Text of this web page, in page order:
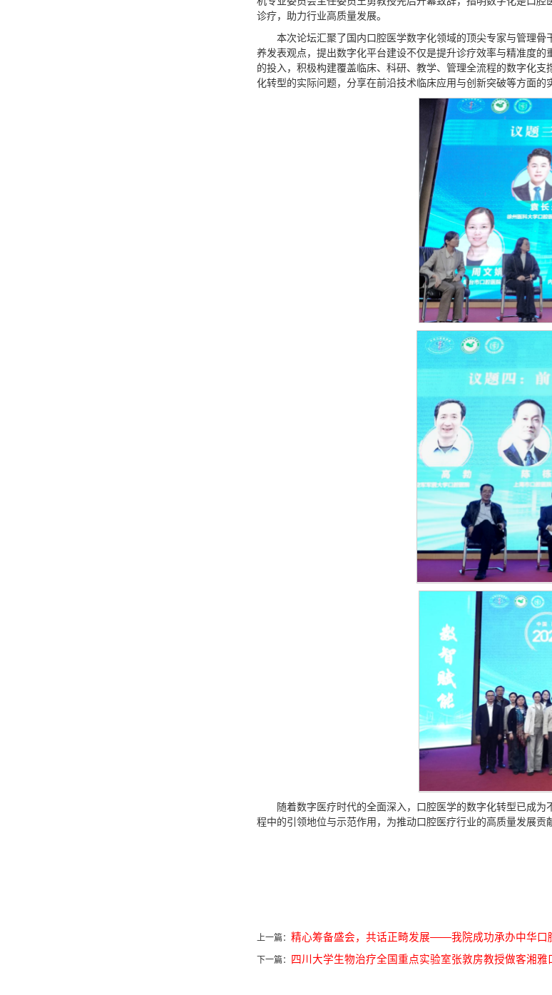
诊疗，助力行业高质量发展。
本次论坛汇聚了国内口腔医学数字化领域的顶尖专家与管理
养发表观点，提出数字化平台建设不仅是提升诊疗效率与精准度
的投入，积极构建覆盖临床、科研、教学、管理全流程的数字化
化转型的实际问题，分享在前沿技术临床应用与创新突破等方面的
随着数字医疗时代的全面深入，口腔医学的数字化转型已成
程中的引领地位与示范作用，为推动口腔医疗行业的高质量发展贡
上一篇： 精心筹备盛会，共话正畸发展——我院成功承办中华口
下一篇： 四川大学生物治疗全国重点实验室张敦房教授做客湘雅